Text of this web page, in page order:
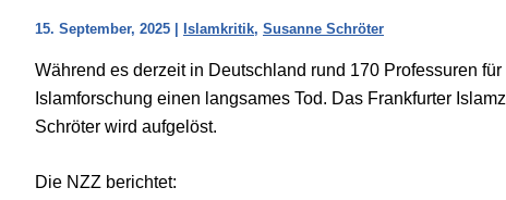
15. September, 2025 Islamkritik, Susanne Schröter
Während es derzeit in Deutschland rund 170 Professuren
Islamforschung einen langsames Tod. Das Frankfurter
Schröter wird aufgelöst.
Die NZZ berichtet: